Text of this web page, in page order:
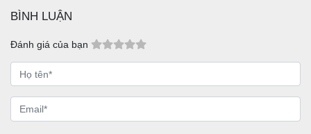
BÌNH LUẬN
Đánh giá của bạn